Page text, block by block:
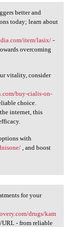
better and
today; learn about
item/lasix/-
overcoming
vitality, consider
buy-cialis-on-
choice.
internet, this
with
, and boost
for your
drugs/kam
- from reliable